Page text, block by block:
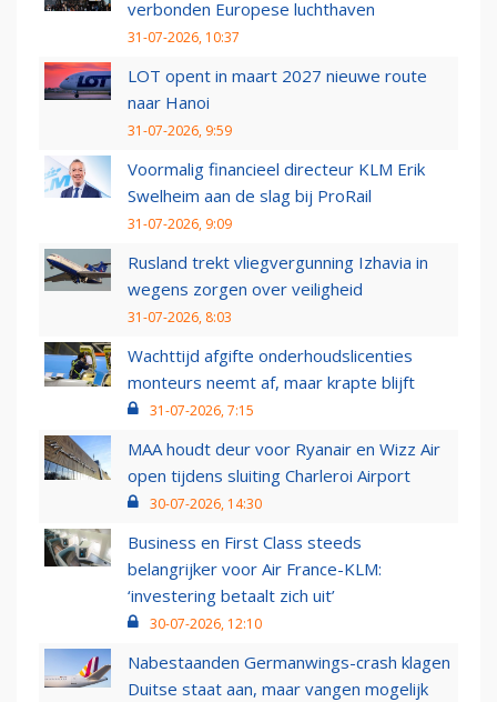
verbonden Europese luchthaven
31-07-2026, 10:37
LOT opent in maart 2027 nieuwe route
naar Hanoi
31-07-2026, 9:59
Voormalig financieel directeur KLM Erik
Swelheim aan de slag bij ProRail
31-07-2026, 9:09
Rusland trekt vliegvergunning Izhavia in
wegens zorgen over veiligheid
31-07-2026, 8:03
Wachttijd afgifte onderhoudslicenties
monteurs neemt af, maar krapte blijft
31-07-2026, 7:15
MAA houdt deur voor Ryanair en Wizz Air
open tijdens sluiting Charleroi Airport
30-07-2026, 14:30
Business en First Class steeds
belangrijker voor Air France-KLM:
‘investering betaalt zich uit’
30-07-2026, 12:10
Nabestaanden Germanwings-crash klagen
Duitse staat aan, maar vangen mogelijk